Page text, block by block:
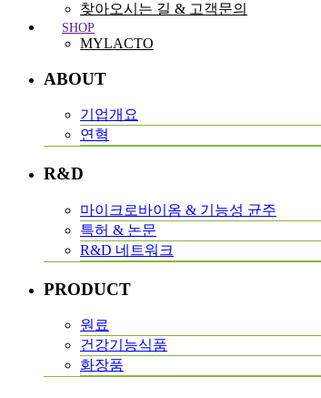
찾아오시는 길 & 고객문의
SHOP
MYLACTO
ABOUT
기업개요
연혁
R&D
마이크로바이옴 & 기능성 균주
특허 & 논문
R&D 네트워크
PRODUCT
원료
건강기능식품
화장품